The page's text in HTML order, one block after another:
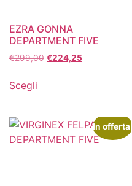
EZRA GONNA
DEPARTMENT FIVE
€299,00 €224,25
Scegli
In offerta!